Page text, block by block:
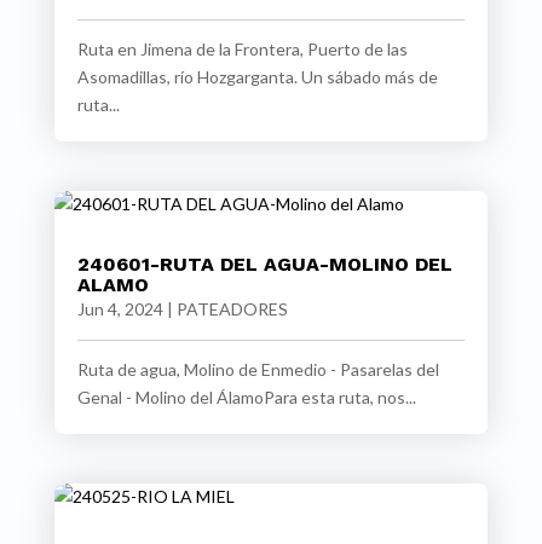
Ruta en Jimena de la Frontera, Puerto de las
Asomadillas, río Hozgarganta. Un sábado más de
ruta...
240601-RUTA DEL AGUA-MOLINO DEL
ALAMO
Jun 4, 2024| PATEADORES
Ruta de agua, Molino de Enmedio - Pasarelas del
Genal - Molino del ÁlamoPara esta ruta, nos...